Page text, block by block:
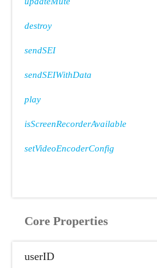
destroy
sendSEI
sendSEIWithData
play
isScreenRecorderAvailable
setVideoEncoderConfig
Core Properties
userID